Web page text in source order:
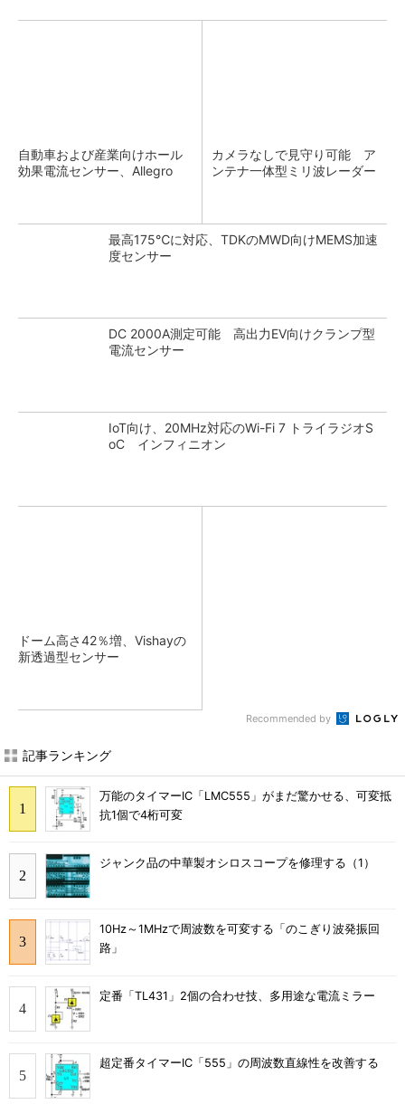
自動車および産業向けホール
効果電流センサー、Allegro
カメラなしで見守り可能 ア
ンテナ一体型ミリ波レーダー
最高175℃に対応、TDKのMWD向けMEMS加速
度センサー
DC 2000A測定可能 高出力EV向けクランプ型
電流センサー
IoT向け、20MHz対応のWi-Fi 7 トライラジオS
oC インフィニオン
ドーム高さ42％増、Vishayの
新透過型センサー
Recommended by
記事ランキング
万能のタイマーIC「LMC555」がまだ驚かせる、可変抵
抗1個で4桁可変
ジャンク品の中華製オシロスコープを修理する（1）
10Hz～1MHzで周波数を可変する「のこぎり波発振回
路」
定番「TL431」2個の合わせ技、多用途な電流ミラー
超定番タイマーIC「555」の周波数直線性を改善する